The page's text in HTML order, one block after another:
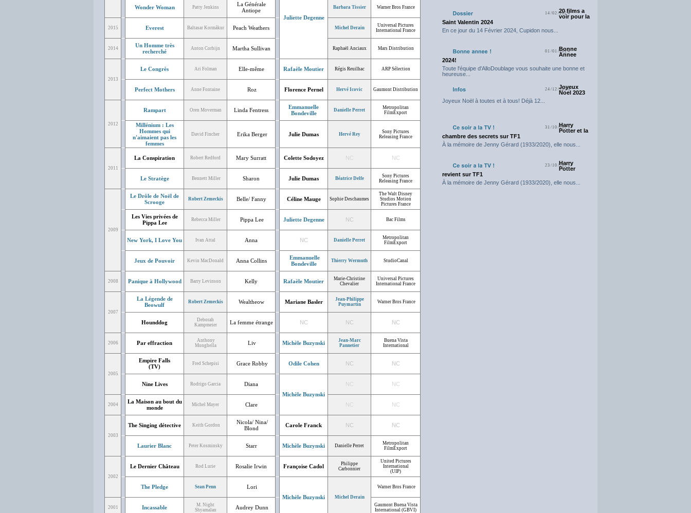
Juliette Degenne
Wonder Woman Patty Jenkins
La Générale
Antiope
Barbara Tissier Warner Bros France
2015 Everest Baltasar Kormákur Peach Weathers Michel Derain
Universal Pictures
International France
2014
Un Homme très
recherché
Anton Corbijn Martha Sullivan Raphaël Anciaux Mars Distribution
2013
Le Congrès Ari Folman Elle-même Rafaèle Moutier Régis Reuilhac ARP Sélection
Perfect Mothers Anne Fontaine Roz Florence Pernel Hervé Icovic Gaumont Distribution
2012
Rampart Oren Moverman Linda Fentress
Emmanuelle
Bondeville
Danielle Perret
Metropolitan
FilmExport
Millénium : Les
Hommes qui
n'aimaient pas les
femmes
David Fincher Erika Berger Julie Dumas Hervé Rey
Sony Pictures
Releasing France
2011
La Conspiration Robert Redford Mary Surratt Colette Sodoyez NC NC
Le Stratège Bennett Miller Sharon Julie Dumas Béatrice Delfe
Sony Pictures
Releasing France
2009
Le Drôle de Noël de
Scrooge
Robert Zemeckis Belle/ Fanny Céline Mauge Sophie Deschaumes
The Walt Disney
Studios Motion
Pictures France
Les Vies privées de
Pippa Lee
Rebecca Miller Pippa Lee Juliette Degenne NC Bac Films
New York, I Love You Ivan Attal Anna NC Danielle Perret
Metropolitan
FilmExport
Jeux de Pouvoir Kevin MacDonald Anna Collins
Emmanuelle
Bondeville
Thierry Wermuth StudioCanal
2008 Panique à Hollywood Barry Levinson Kelly Rafaèle Moutier
Marie-Christine
Chevalier
Universal Pictures
International France
2007
La Légende de
Beowulf
Robert Zemeckis Wealtheow Mariane Basler
Jean-Philippe
Puymartin
Warner Bros France
Hounddog
Deborah
Kampmeier
La femme étrange NC NC NC
2006 Par effraction
Anthony
Monghella
Liv Michèle Buzynski
Jean-Marc
Pannetier
Buena Vista
International
2005
Empire Falls
(TV)
Fred Schepisi Grace Robby Odile Cohen NC NC
Nine Lives Rodrigo Garcia
Diana
Michèle Buzynski
NC NC
2004
La Maison au bout du
monde
Michel Mayer Clare NC NC
2003
The Singing détective Keith Gordon
Nicola/ Nina/
Blond
Carole Franck NC NC
Laurier Blanc Peter Kosminsky Starr Michèle Buzynski Danielle Perret
Metropolitan
FilmExport
2002
Le Dernier Château Rod Lurie Rosalie Irwin Françoise Cadol
Philippe
Carbonnier
United Pictures
International
(UIP)
The Pledge Sean Penn
Lori
Michèle Buzynski
Michel Derain
Warner Bros France
2001 Incassable
M. Night
Shyamalan
Audrey Dunn
Gaumont Buena Vista
International (GBVI)
14/02/202420 films a
voir pour la
Saint Valentin 2024
En ce jour du 14 Février 2024, Cupidon nous...
01/01/2024
Bonne
Annee
2024!
Toute l'équipe d'AlloDoublage vous souhaite une bonne et
heureuse...
24/12/2023
Joyeux
Noel 2023
Joyeux Noël à toutes et à tous! Déjà 12...
31/10/2023
Harry
Potter et la
chambre des secrets sur TF1
À la mémoire de Jenny Gérard (1933/2020), elle nous...
23/10/2023
Harry
Potter
revient sur TF1
À la mémoire de Jenny Gérard (1933/2020), elle nous...